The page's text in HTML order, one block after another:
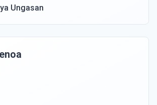
Ungasan